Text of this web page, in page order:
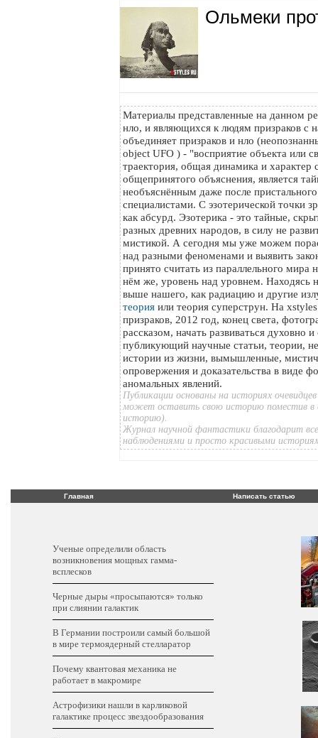
Ольмеки
Материалы представленные на данном
нло, и являющихся к людям призраков с
объединяет призраков и нло
object UFO ) - "восприятие объекта или
траектория, общая динамика и характер
общепринятого объяснения, является
необъяснённым даже после
специалистами. С эзотерической точки
как абсурд. Эзотерика - это тайные,
разных древних народов, в силу не
мистикой. А сегодня мы уже можем
над разными феноменами и выявить
принято считать из параллельного мира
нём же, уровень над уровнем. Находясь
выше нашего, как радиацию и другие
теория или теория суперструн. На
призраков, 2012 год, конец света,
рассказом, начать развиваться духовно
публикующий научные статьи, теории,
истории из жизни, вымышленные,
опровержения и доказательства в виде
аномальных явлений.
Публикации основаны на историях
может оставить свою историю поместив в
историю).
Журнал научной фантастики благодарит
наблюдениями и просто красивыми
Главная Написать статью
Ученые определили область
возникновения мощных гамма-
всплесков
Черные дыры «просыпаются» только
при слиянии галактик
В Германии построили самый большой
в мире термоядерный стелларатор
Почему квантовая механика не
работает в макромире
Астрофизики нашли в карликовой
галактике процесс звездообразования